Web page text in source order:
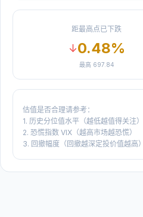
距最高点已下跌
↓0.48%
最高 697.84
估值是否合理请参考：
1. 历史分位值水平（越低越值得关注）
2. 恐慌指数 VIX（越高市场越恐慌）
3. 回撤幅度（回撤越深定投价值越高）